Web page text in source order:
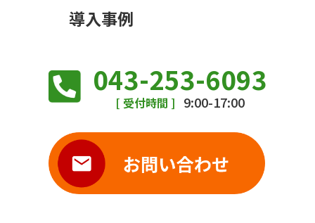
導入事例
043-253-6093
[ 受付時間 ] 9:00-17:00